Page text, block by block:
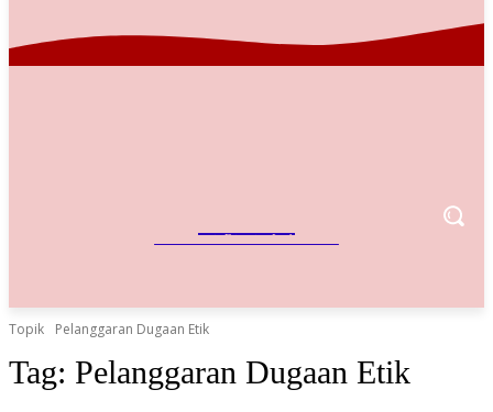
Referensi Bisnis Indonesia
Topik Pelanggaran Dugaan Etik
Tag: Pelanggaran Dugaan Etik